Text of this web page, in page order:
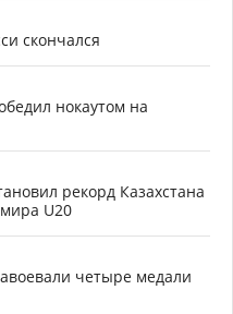
скончался
нокаутом на
рекорд Казахстана
U20
четыре медали